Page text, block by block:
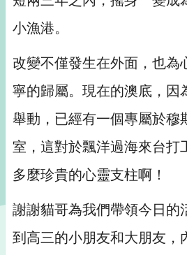
小漁港。
改變不僅發生在外面，也為
寧的歸屬。現在的澳底，因
舉動，已經有一個專屬於穆
室，這對於飄洋過海來台打
多麼珍貴的心靈支柱啊！
謝謝貓哥為我們帶領今日的
到高三的小朋友和大朋友，